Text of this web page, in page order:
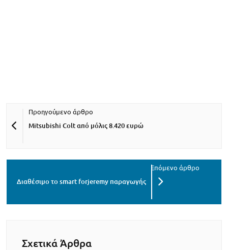
Mitsubishi Colt από μόλις 8.420 ευρώ
Διαθέσιμο το smart forjeremy παραγωγής
Σχετικά Άρθρα